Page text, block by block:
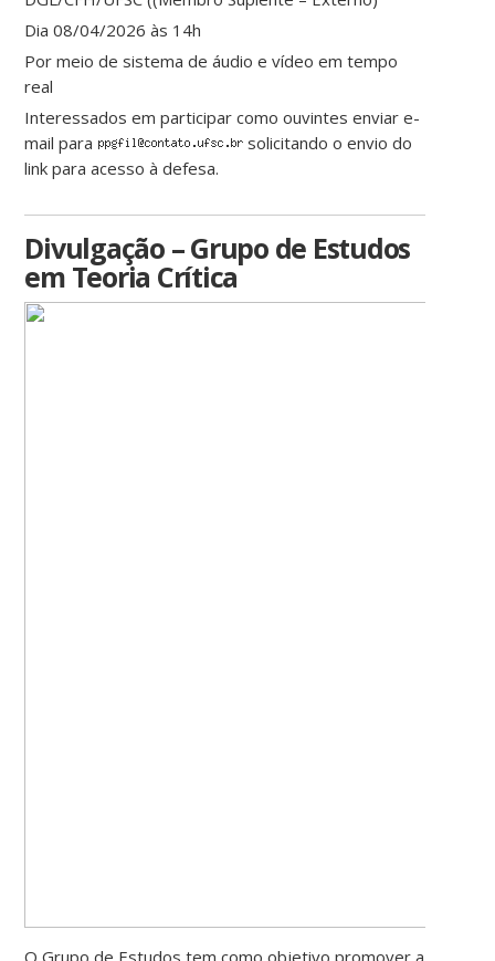
Dia 08/04/2026 às 14h
Por meio de sistema de áudio e vídeo em tempo
real
Interessados em participar como ouvintes enviar e-
mail para
solicitando o envio do
link para acesso à defesa.
Divulgação – Grupo de Estudos
em Teoria Crítica